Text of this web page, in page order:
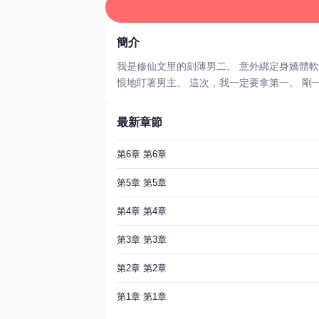
簡介
我是修仙文里的刻薄男二。 意外綁定身嬌體
恨地盯著男主。 這次，我一定要拿第一。 剛
最新章節
第6章 第6章
第5章 第5章
第4章 第4章
第3章 第3章
第2章 第2章
第1章 第1章